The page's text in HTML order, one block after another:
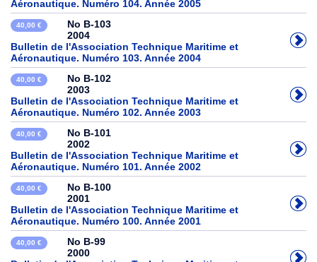
Aéronautique. Numéro 104. Année 2005
40,00 €
No B-103
2004
Bulletin de l'Association Technique Maritime et
Aéronautique. Numéro 103. Année 2004
40,00 €
No B-102
2003
Bulletin de l'Association Technique Maritime et
Aéronautique. Numéro 102. Année 2003
40,00 €
No B-101
2002
Bulletin de l'Association Technique Maritime et
Aéronautique. Numéro 101. Année 2002
40,00 €
No B-100
2001
Bulletin de l'Association Technique Maritime et
Aéronautique. Numéro 100. Année 2001
40,00 €
No B-99
2000